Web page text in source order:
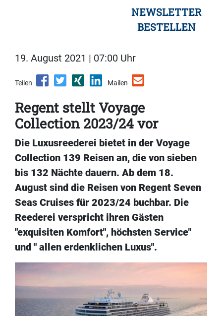
NEWSLETTER
BESTELLEN
19. August 2021 | 07:00 Uhr
Teilen Mailen
Regent stellt Voyage
Collection 2023/24 vor
Die Luxusreederei bietet in der Voyage
Collection 139 Reisen an, die von sieben
bis 132 Nächte dauern. Ab dem 18.
August sind die Reisen von Regent Seven
Seas Cruises für 2023/24 buchbar. Die
Reederei verspricht ihren Gästen
"exquisiten Komfort", höchsten Service"
und " allen erdenklichen Luxus".